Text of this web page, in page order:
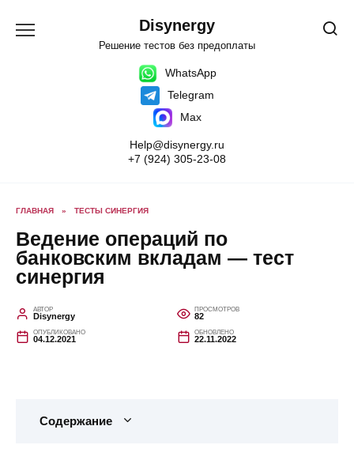
содержанию
Disynergy
Решение тестов без предоплаты
WhatsApp
Telegram
Max
Help@disynergy.ru
+7 (924) 305-23-08
ГЛАВНАЯ » ТЕСТЫ СИНЕРГИЯ
Ведение операций по
банковским вкладам — тест
синергия
АВТОР
Disynergy
ПРОСМОТРОВ
82
ОПУБЛИКОВАНО
04.12.2021
ОБНОВЛЕНО
22.11.2022
Содержание